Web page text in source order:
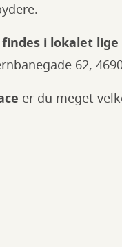
i lokalet
62,
er du meget